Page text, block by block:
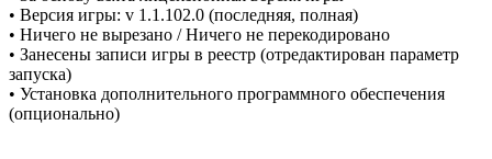
• Версия игры: v 1.1.102.0 (последняя, полная)
• Ничего не вырезано / Ничего не перекодировано
• Занесены записи игры в реестр (отредактирован параметр
запуска)
• Установка дополнительного программного обеспечения
(опционально)